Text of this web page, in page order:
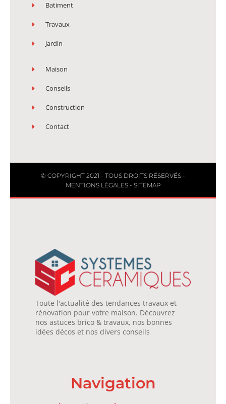
Batiment
Travaux
Jardin
Maison
Conseils
Construction
Contact
© COPYRIGHT 2021 - TOUS DROITS RÉSERVÉS -
MENTIONS LÉGALES- SITEMAP
Toute l'actualité des tendances travaux et
rénovation pour votre maison. Découvrez
nos astuces brico & travaux, nos bonnes
idées décos et nos divers conseils
Navigation